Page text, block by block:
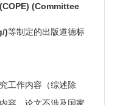
(COPE) (Committee
)等制定的出版道德标
工作内容（综述除
容。论文不涉及国家